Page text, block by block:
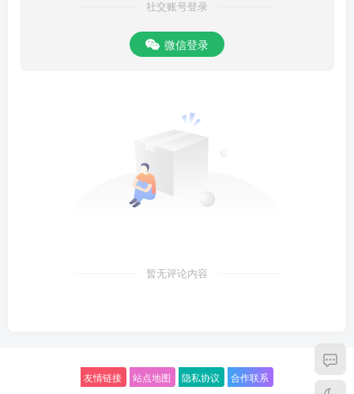
社交账号登录
微信登录
暂无评论内容
友情链接 站点地图 隐私协议 合作联系